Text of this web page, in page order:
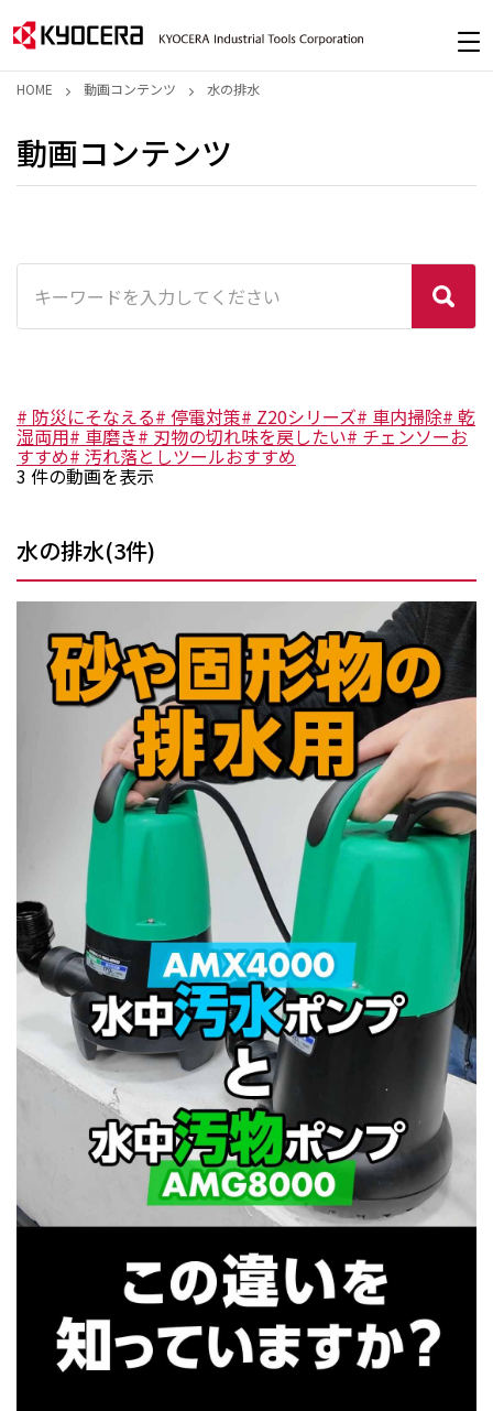
HOME 動画コンテンツ 水の排水
動画コンテンツ
# 防災にそなえる# 停電対策# Z20シリーズ# 車内掃除# 乾
湿両用# 車磨き# 刃物の切れ味を戻したい# チェンソーお
すすめ# 汚れ落としツールおすすめ
3 件の動画を表示
水の排水(3件)